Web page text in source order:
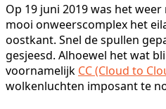
Op 19 juni 2019 was het
mooi onweerscomplex het
oostkant. Snel de spullen
gesjeesd. Alhoewel het wat
voornamelijk CC (Cloud to
wolkenluchten imposant te